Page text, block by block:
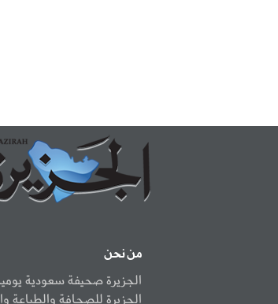
من نحن
الجزيرة صحيفة سعودية
الجزيرة للصحافة والطباعة